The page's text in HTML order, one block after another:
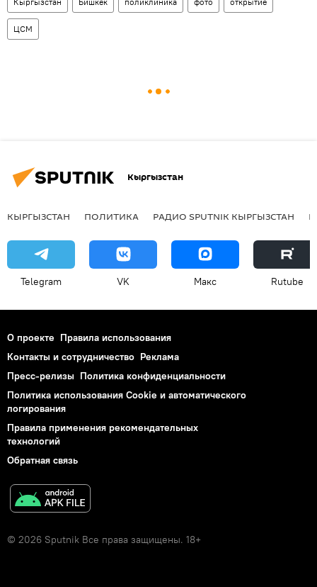
ЦСМ
Кыргызстан
КЫРГЫЗСТАН ПОЛИТИКА РАДИО SPUTNIK КЫРГЫЗСТАН
Telegram VK Макс Rutube
О проекте Правила использования
Контакты и сотрудничество Реклама
Пресс-релизы Политика конфиденциальности
Политика использования Cookie и автоматического
логирования
Правила применения рекомендательных
технологий
Обратная связь
© 2026 Sputnik Все права защищены. 18+